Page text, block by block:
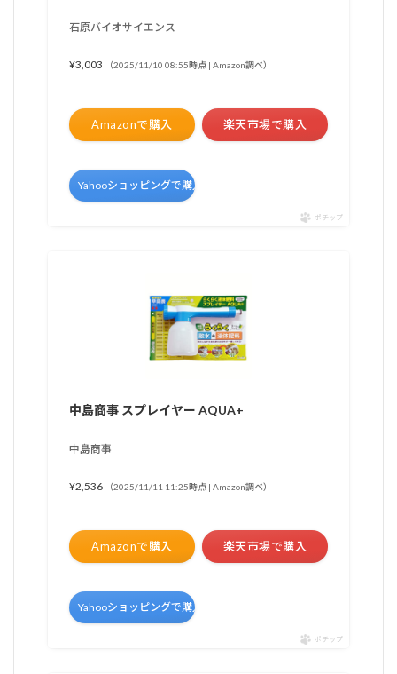
石原バイオサイエンス
¥3,003 （2025/11/10 08:55時点 | Amazon調べ）
Amazonで購入 楽天市場で購入
Yahooショッピングで購入
ポチップ
中島商事 スプレイヤー AQUA+
中島商事
¥2,536 （2025/11/11 11:25時点 | Amazon調べ）
Amazonで購入 楽天市場で購入
Yahooショッピングで購入
ポチップ